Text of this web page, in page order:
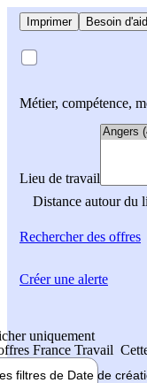
Imprimer Besoin
Métier, compétence,
Lieu de travail
Distance autour du
Rechercherdes offres
uniquement
France Travail
filtres de Date de
Créer une alerte